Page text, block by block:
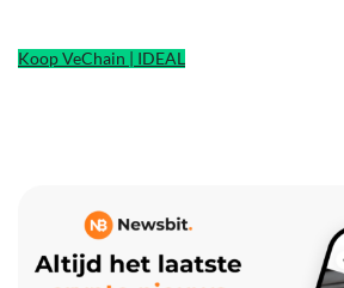
Koop VeChain | IDEAL